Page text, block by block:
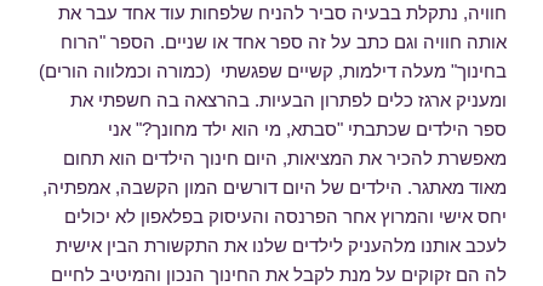
חוויה, נתקלת בבעיה סביר להניח שלפחות עוד אחד עבר את
אותה חוויה וגם כתב על זה ספר אחד או שניים. הספר "הרוח
בחינוך" מעלה דילמות, קשיים שפגשתי (כמורה וכמלווה הורים)
ומעניק ארגז כלים לפתרון הבעיות. בהרצאה בה חשפתי את
ספר הילדים שכתבתי "סבתא, מי הוא ילד מחונך?" אני
מאפשרת להכיר את המציאות, היום חינוך הילדים הוא תחום
מאוד מאתגר. הילדים של היום דורשים המון הקשבה, אמפתיה,
יחס אישי והמרוץ אחר הפרנסה והעיסוק בפלאפון לא יכולים
לעכב אותנו מלהעניק לילדים שלנו את התקשורת הבין אישית
לה הם זקוקים על מנת לקבל את החינוך הנכון והמיטיב לחיים